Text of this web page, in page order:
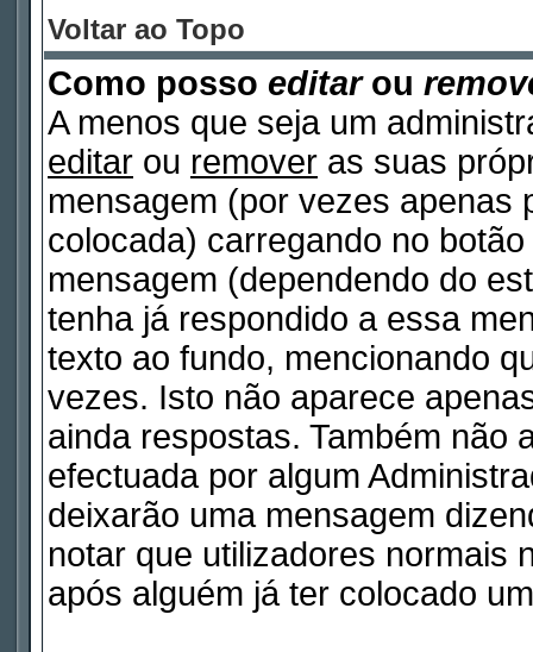
Voltar ao Topo
Como posso editarou
A menos que seja um
editar ou remover as suas
mensagem (por vezes apenas
colocada) carregando no botão
mensagem (dependendo do
tenha já respondido a essa
texto ao fundo, mencionando
vezes. Isto não aparece
ainda respostas. Também não
efectuada por algum
deixarão uma mensagem
notar que utilizadores normais
após alguém já ter colocado